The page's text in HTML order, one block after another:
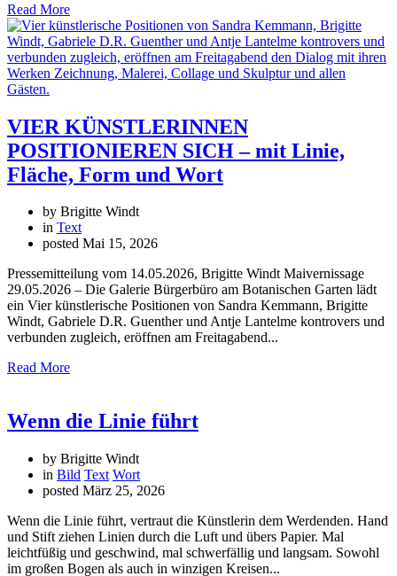
Read More
VIER KÜNSTLERINNEN
POSITIONIEREN SICH – mit Linie,
Fläche, Form und Wort
by Brigitte Windt
in Text
posted Mai 15, 2026
Pressemitteilung vom 14.05.2026, Brigitte Windt Maivernissage
29.05.2026 – Die Galerie Bürgerbüro am Botanischen Garten lädt
ein Vier künstlerische Positionen von Sandra Kemmann, Brigitte
Windt, Gabriele D.R. Guenther und Antje Lantelme kontrovers und
verbunden zugleich, eröffnen am Freitagabend...
Read More
Wenn die Linie führt
by Brigitte Windt
in Bild Text Wort
posted März 25, 2026
Wenn die Linie führt, vertraut die Künstlerin dem Werdenden. Hand
und Stift ziehen Linien durch die Luft und übers Papier. Mal
leichtfüßig und geschwind, mal schwerfällig und langsam. Sowohl
im großen Bogen als auch in winzigen Kreisen...